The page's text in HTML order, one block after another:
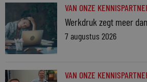
VAN ONZE
Werkdruk zegt meer
7 augustus 2026
VAN ONZE